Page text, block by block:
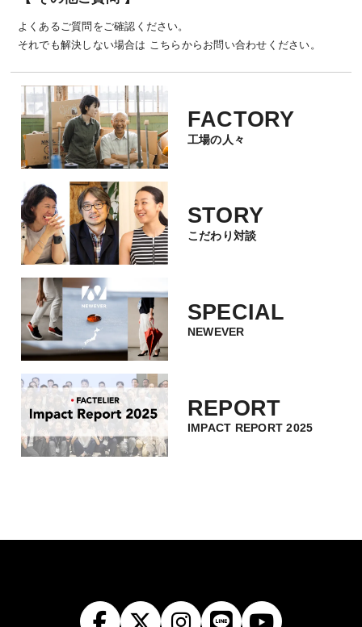
よくあるご質問 をご確認ください。
それでも解決しない場合は こちら からお問い合わせください。
FACTORY
工場の人々
STORY
こだわり対談
SPECIAL
NEWEVER
REPORT
IMPACT REPORT 2025